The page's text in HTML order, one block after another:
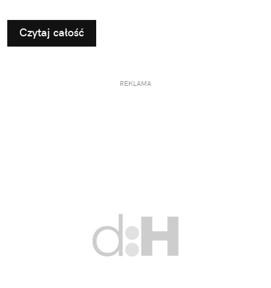
Czytaj całość
REKLAMA